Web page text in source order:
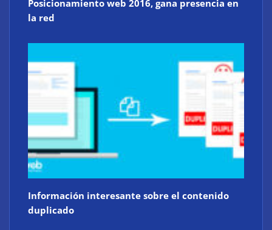
Posicionamiento web 2016, gana presencia en
la red
Información interesante sobre el contenido
duplicado